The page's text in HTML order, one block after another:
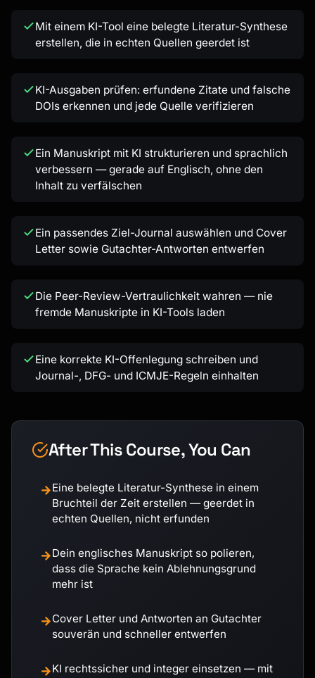
Mit einem KI-Tool eine belegte Literatur-Synthese
erstellen, die in echten Quellen geerdet ist
KI-Ausgaben prüfen: erfundene Zitate und falsche
DOIs erkennen und jede Quelle verifizieren
Ein Manuskript mit KI strukturieren und sprachlich
verbessern — gerade auf Englisch, ohne den
Inhalt zu verfälschen
Ein passendes Ziel-Journal auswählen und Cover
Letter sowie Gutachter-Antworten entwerfen
Die Peer-Review-Vertraulichkeit wahren — nie
fremde Manuskripte in KI-Tools laden
Eine korrekte KI-Offenlegung schreiben und
Journal-, DFG- und ICMJE-Regeln einhalten
After This Course, You Can
→Eine belegte Literatur-Synthese in einem
Bruchteil der Zeit erstellen — geerdet in
echten Quellen, nicht erfunden
→Dein englisches Manuskript so polieren,
dass die Sprache kein Ablehnungsgrund
mehr ist
→Cover Letter und Antworten an Gutachter
souverän und schneller entwerfen
→KI rechtssicher und integer einsetzen — mit